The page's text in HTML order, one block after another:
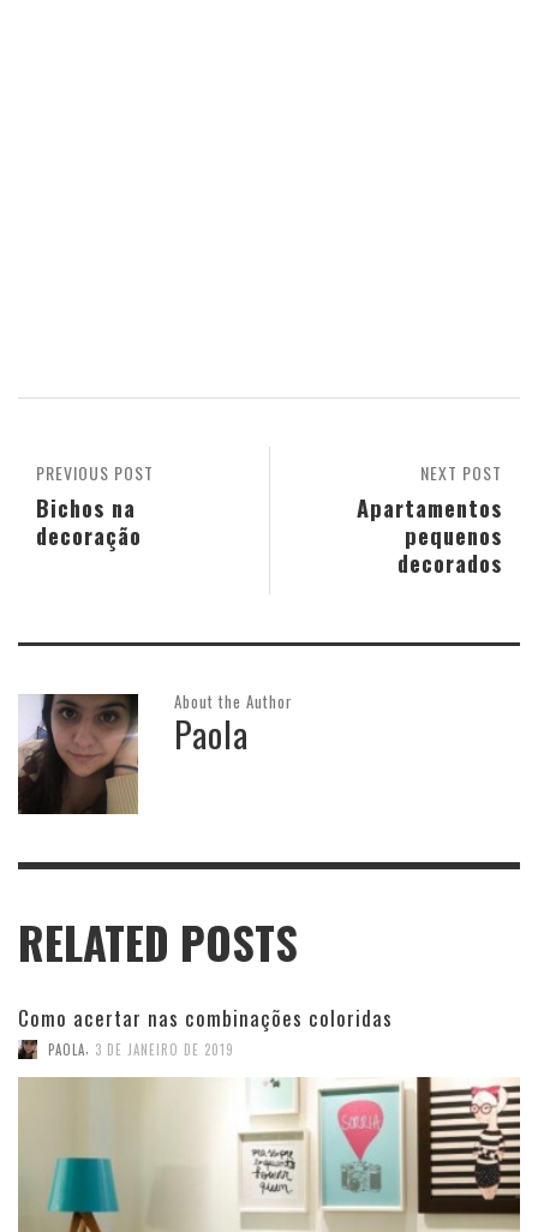
NEXT POST
Apartamentos
pequenos
decorados
PREVIOUS POST
Bichos na
decoração
About the Author
Paola
RELATED POSTS
Como acertar nas combinações coloridas
PAOLA 3 DE JANEIRO DE 2019